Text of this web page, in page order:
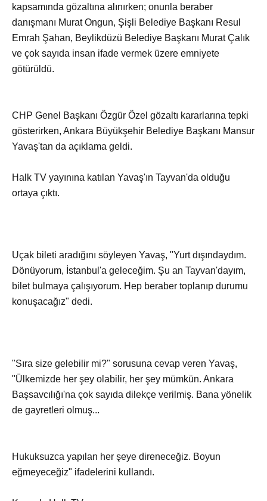
kapsamında gözaltına alınırken; onunla beraber
danışmanı Murat Ongun, Şişli Belediye Başkanı Resul
Emrah Şahan, Beylikdüzü Belediye Başkanı Murat Çalık
ve çok sayıda insan ifade vermek üzere emniyete
götürüldü.
CHP Genel Başkanı Özgür Özel gözaltı kararlarına tepki
gösterirken, Ankara Büyükşehir Belediye Başkanı Mansur
Yavaş'tan da açıklama geldi.
Halk TV yayınına katılan Yavaş'ın Tayvan'da olduğu
ortaya çıktı.
Uçak bileti aradığını söyleyen Yavaş, "Yurt dışındaydım.
Dönüyorum, İstanbul'a geleceğim. Şu an Tayvan'dayım,
bilet bulmaya çalışıyorum. Hep beraber toplanıp durumu
konuşacağız" dedi.
"Sıra size gelebilir mi?" sorusuna cevap veren Yavaş,
"Ülkemizde her şey olabilir, her şey mümkün. Ankara
Başsavcılığı'na çok sayıda dilekçe verilmiş. Bana yönelik
de gayretleri olmuş...
Hukuksuzca yapılan her şeye direneceğiz. Boyun
eğmeyeceğiz" ifadelerini kullandı.